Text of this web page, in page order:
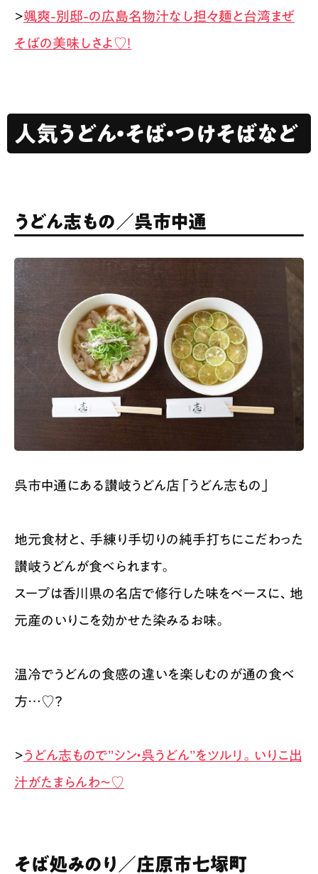
>颯爽-別邸-の広島名物汁なし担々麺と台湾まぜ
そばの美味しさよ♡！
人気うどん・そば・つけそばなど
うどん志もの／呉市中通
呉市中通にある讃岐うどん店「うどん志もの」
地元食材と、手練り手切りの純手打ちにこだわった
讃岐うどんが食べられます。
スープは香川県の名店で修行した味をベースに、地
元産のいりこを効かせた染みるお味。
温冷でうどんの食感の違いを楽しむのが通の食べ
方…♡？
>うどん志もので”シン・呉うどん”をツルリ。いりこ出
汁がたまらんわ〜♡
そば処みのり／庄原市七塚町